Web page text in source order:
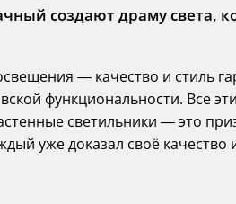
создают драму света,
— качество и стиль
функциональности. Все
светильники — это
уже доказал своё качество